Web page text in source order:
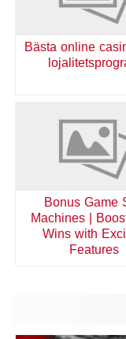
Bästa online
Bonus Game
Machines |
Wins with
Features